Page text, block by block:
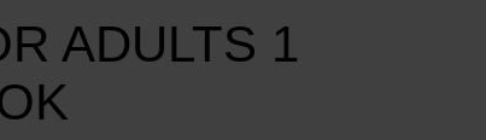
ADULTS 1